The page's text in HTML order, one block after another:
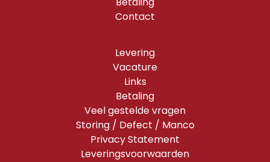
Contact
Levering
Vacature
Links
Betaling
Veel gestelde vragen
Storing / Defect / Manco
Privacy Statement
Leveringsvoorwaarden